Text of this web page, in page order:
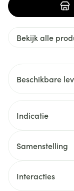
Bekijk alle
Beschikbare
Indicatie
Samenstelling
Interacties